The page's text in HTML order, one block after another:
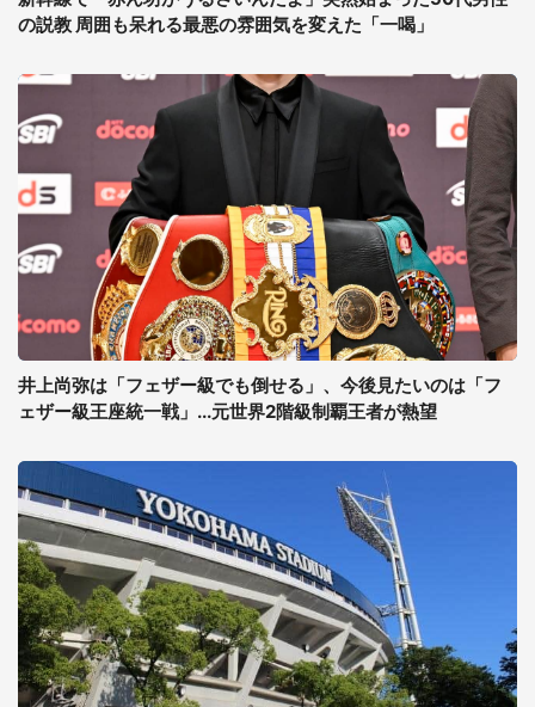
の説教 周囲も呆れる最悪の雰囲気を変えた「一喝」
井上尚弥は「フェザー級でも倒せる」、今後見たいのは「フ
ェザー級王座統一戦」...元世界2階級制覇王者が熱望